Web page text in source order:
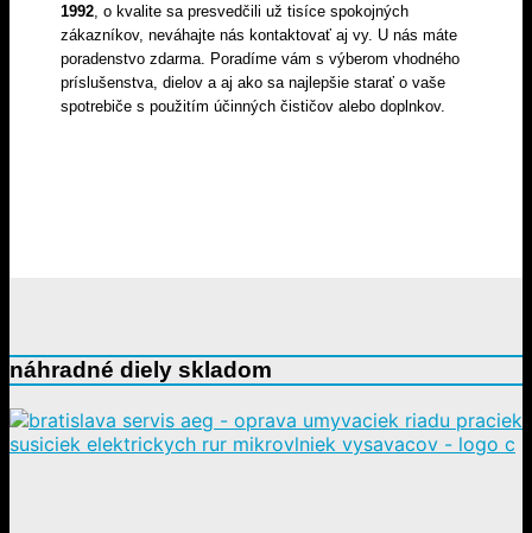
1992 , o kvalite sa presvedčili už tisíce spokojných
zákazníkov, neváhajte nás kontaktovať aj vy. U nás máte
poradenstvo zdarma. Poradíme vám s výberom vhodného
príslušenstva, dielov a aj ako sa najlepšie starať o vaše
spotrebiče s použitím účinných čističov alebo doplnkov.
náhradné diely skladom